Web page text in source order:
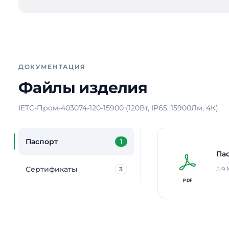
ДОКУМЕНТАЦИЯ
Файлы изделия
IETC-Пром-403074-120-15900 (120Вт, IP65, 15900Лм, 4К)
Паспорт 1
Сертификаты 3 5.9